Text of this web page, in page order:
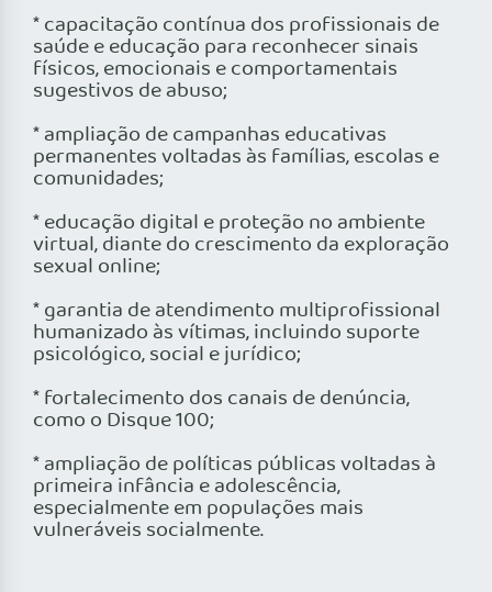
* capacitação contínua dos profissionais de
saúde e educação para reconhecer sinais
físicos, emocionais e comportamentais
sugestivos de abuso;
* ampliação de campanhas educativas
permanentes voltadas às famílias, escolas e
comunidades;
* educação digital e proteção no ambiente
virtual, diante do crescimento da exploração
sexual online;
* garantia de atendimento multiprofissional
humanizado às vítimas, incluindo suporte
psicológico, social e jurídico;
* fortalecimento dos canais de denúncia,
como o Disque 100;
* ampliação de políticas públicas voltadas à
primeira infância e adolescência,
especialmente em populações mais
vulneráveis socialmente.